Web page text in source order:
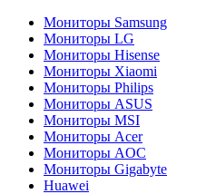
Мониторы Samsung
Мониторы LG
Мониторы Hisense
Мониторы Xiaomi
Мониторы Philips
Мониторы ASUS
Мониторы MSI
Мониторы Acer
Мониторы AOC
Мониторы Gigabyte
Huawei